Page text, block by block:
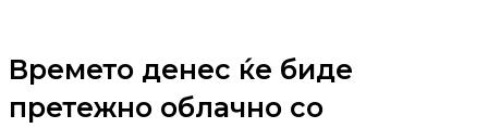
Времето денес ќе биде
претежно облачно со